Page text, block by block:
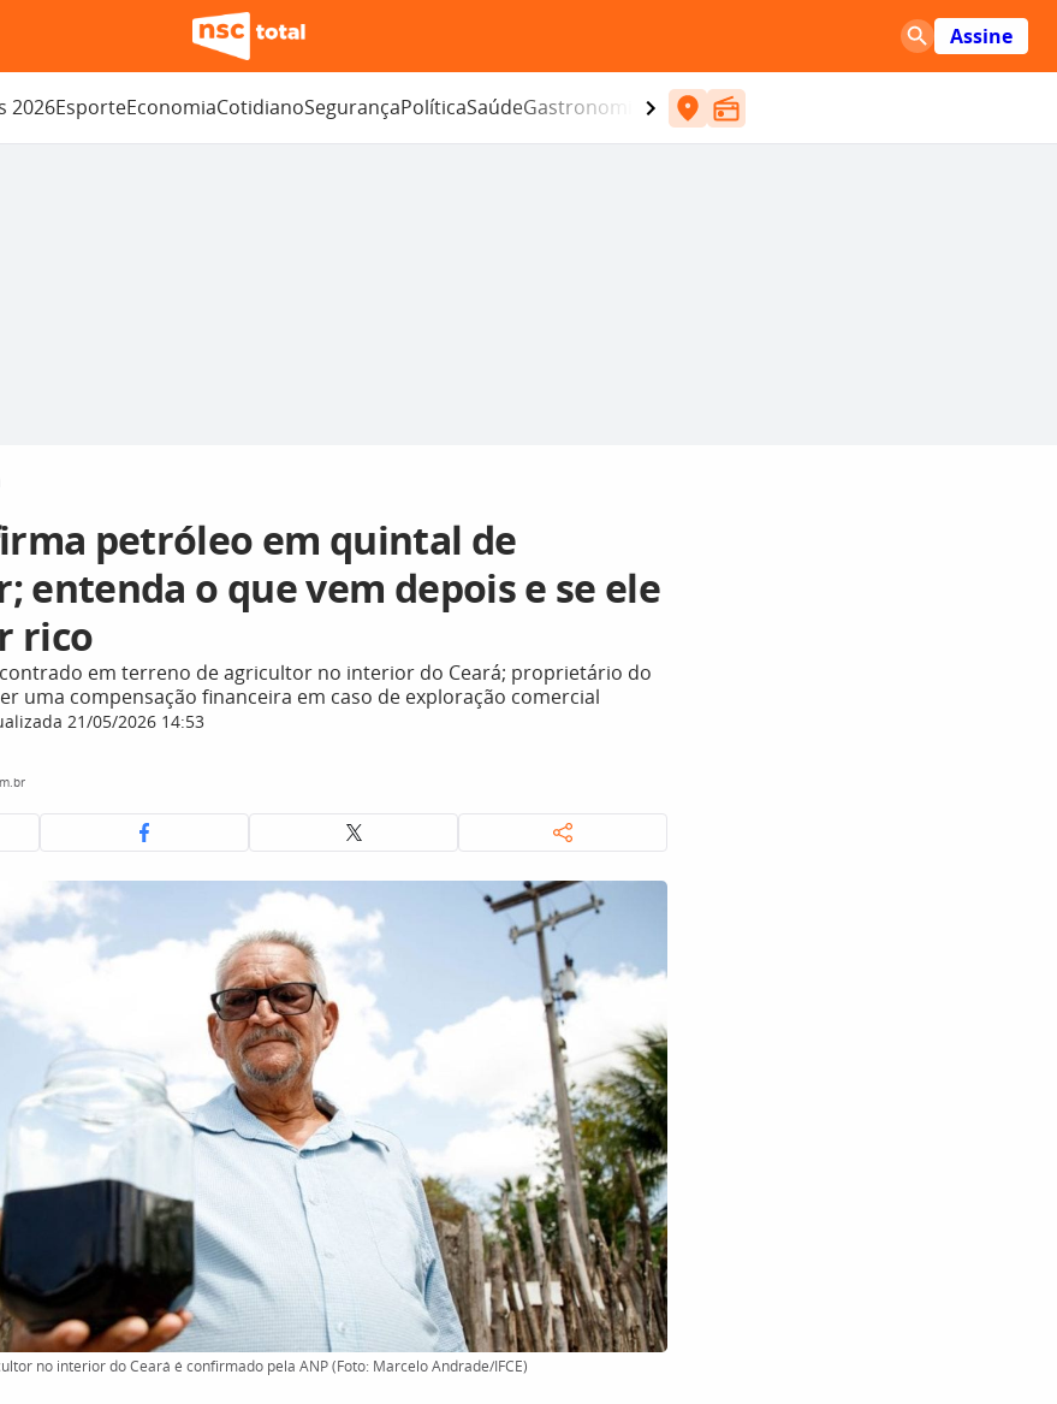
Assine
2026EsporteEconomiaCotidianoSegurançaPolíticaSaúdeGastronomia Entretenimento
petróleo em quintal de
entenda o que vem depois e se ele
rico
em terreno de agricultor no interior do Ceará; proprietário do
uma compensação financeira em caso de exploração comercial
21/05/2026 14:53
no interior do Ceará é confirmado pela ANP (Foto: Marcelo Andrade/IFCE)